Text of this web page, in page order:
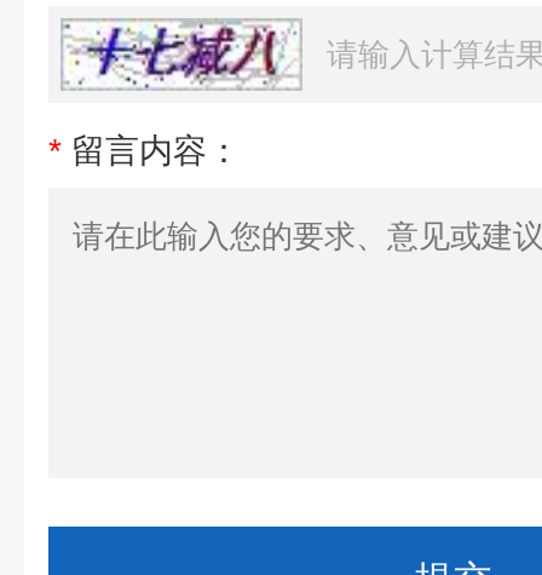
* 留言内容：